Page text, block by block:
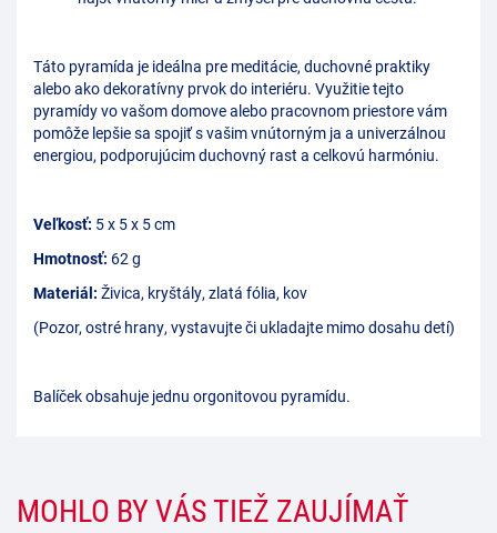
Táto pyramída je ideálna pre meditácie, duchovné praktiky
alebo ako dekoratívny prvok do interiéru. Využitie tejto
pyramídy vo vašom domove alebo pracovnom priestore vám
pomôže lepšie sa spojiť s vašim vnútorným ja a univerzálnou
energiou, podporujúcim duchovný rast a celkovú harmóniu.
Veľkosť: 5 x 5 x 5 cm
Hmotnosť: 62 g
Materiál: Živica, kryštály, zlatá fólia, kov
(Pozor, ostré hrany, vystavujte či ukladajte mimo dosahu detí)
Balíček obsahuje jednu orgonitovou pyramídu.
MOHLO BY VÁS TIEŽ ZAUJÍMAŤ